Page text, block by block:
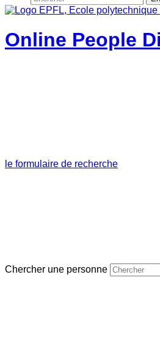
Online People
le formulaire de recherche
Chercher une personne